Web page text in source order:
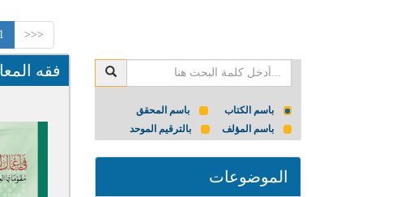
1 <<<
فقه
باسم الكتاب
باسم المحقق
باسم المؤلف
بالترقيم الموحد
الموضوعات